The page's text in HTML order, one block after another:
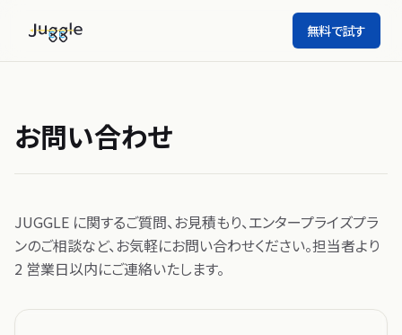
無料で試す
お問い合わせ
JUGGLE に関するご質問、お見積もり、エンタープライズプラ
ンのご相談など、お気軽にお問い合わせください。担当者より
2 営業日以内にご連絡いたします。